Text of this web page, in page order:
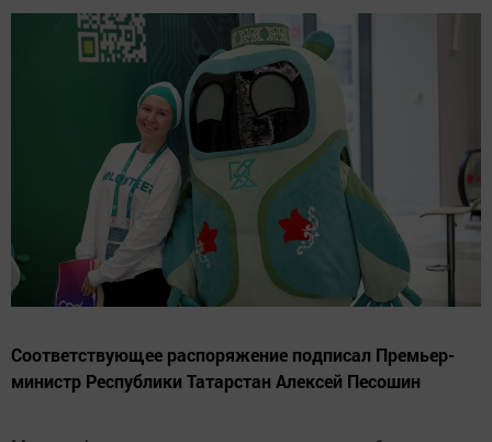
Соответствующее распоряжение подписал Премьер-
министр Республики Татарстан Алексей Песошин